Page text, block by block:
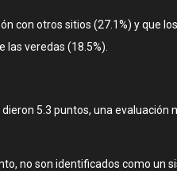
con otros sitios (27.1%) y que
veredas (18.5%).
5.3 puntos, una evaluación
no son identificados como un